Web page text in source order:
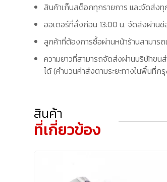
สินค้าเก็บสต็อกทุกรายการ และจัดส่ง
ออเดอร์ที่สั่งก่อน 13:00 น. จัดส่งผ่าน
ลูกค้าที่ต้องการซื้อผ่านหน้าร้านสามาร
ความยาวที่สามารถจัดส่งผ่านบริษัทขน
ได้ (คำนวนค่าส่งตามระยะทางในพื้นที่
สินค้า
ที่เกี่ยวข้อง